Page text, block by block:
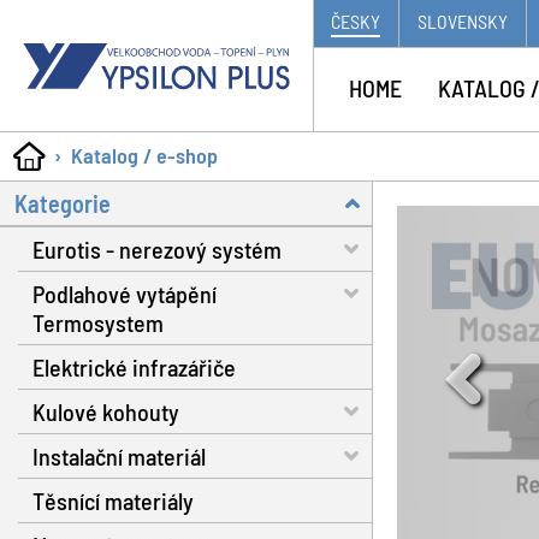
Katalog / e-shop
Kategorie
Eurotis - nerezový systém
Trubky - voda, plyn, solár
Matice a těsnění
Fitinky s dosedací plochou
Nářadí
Plynové hadice
Příslušenství
Podlahové vytápění
Termosystem
Trubky
Dilatační pásy
Fixační spony
Systémové izolační desky
Elektrické infrazářiče
Kulové kohouty
Voda RB do 130 °C
Voda RB do 160 °C
Instalační materiál
Separátor nečistot
Těsnící materiály
ČESKY SLOVENSKY
HOME KATALOG